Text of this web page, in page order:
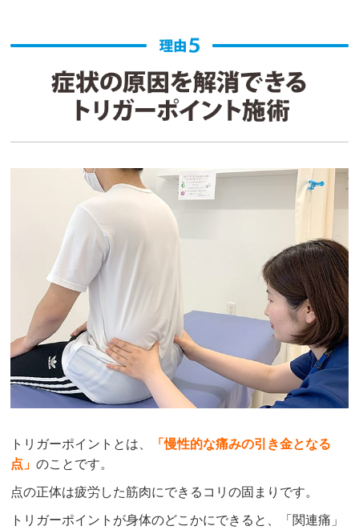
トリガーポイントとは、 「慢性的な痛みの引き金となる
点」のことです。
点の正体は疲労した筋肉にできるコリの固まりです。
トリガーポイントが身体のどこかにできると、「関連痛」